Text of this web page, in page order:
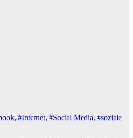
, #Internet, #Social Media, #soziale